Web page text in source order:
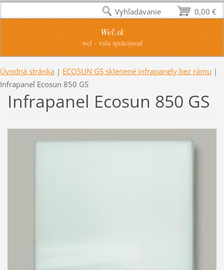
Wel.sk
wel - vaša spokojnosť
Úvodná stránka | ECOSUN GS sklenené infrapanely bez rámu |
Infrapanel Ecosun 850 GS
Infrapanel Ecosun 850 GS
0,00 €
Vyhľadávanie